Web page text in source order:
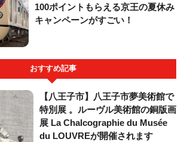
100ポイントもらえる京王の夏休み
キャンペーンがすごい！
おすすめ記事
【八王子市】八王子市夢美術館で
特別展 。ルーヴル美術館の銅版画
展 La Chalcographie du Musée
du LOUVREが開催されます